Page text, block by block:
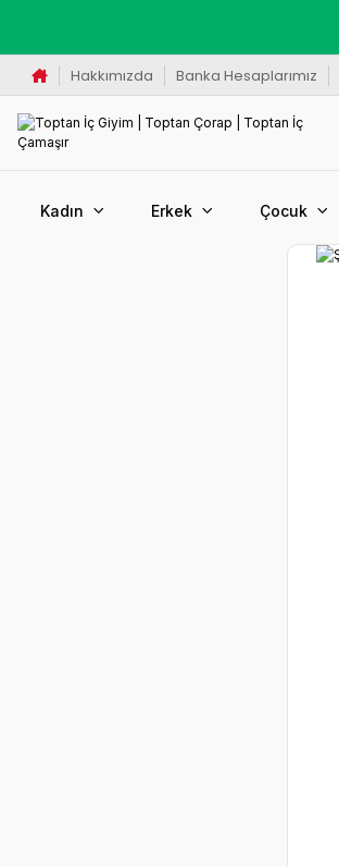
Hakkımızda Banka Hesaplarımız
Kadın Erkek Çocuk